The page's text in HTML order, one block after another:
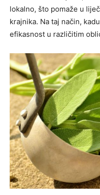
lokalno, što pomaže u
krajnika. Na taj način,
efikasnost u različitim